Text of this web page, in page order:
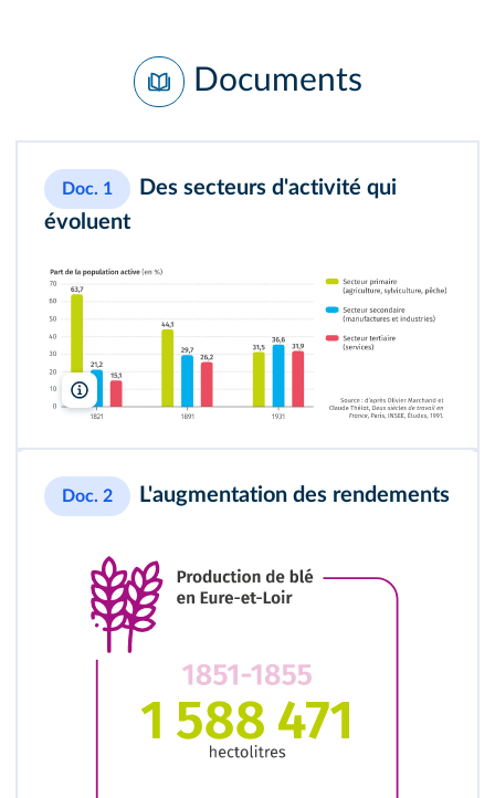
Documents
Doc. 1
Des secteurs d'activité qui
évoluent
Doc. 2 L'augmentation des rendements